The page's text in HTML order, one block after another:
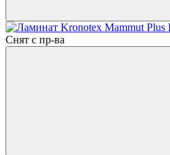
Снят с пр-ва